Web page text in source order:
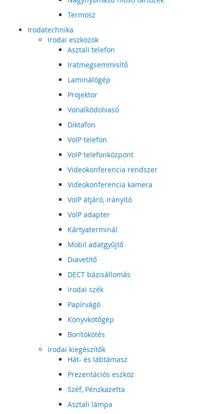
Termosz
Irodatechnika
Irodai eszközök
Asztali telefon
Iratmegsemmisítő
Laminálógép
Projektor
Vonalkódolvasó
Diktafon
VoIP telefon
VoIP telefonközpont
Videokonferencia rendszer
Videokonferencia kamera
VoIP átjáró, irányító
VoIP adapter
Kártyaterminál
Mobil adatgyűjtő
Diavetítő
DECT bázisállomás
Irodai szék
Papírvágó
Könyvkötőgép
Borítókötés
Irodai kiegészítők
Hát- és lábtámasz
Prezentációs eszköz
Széf, Pénzkazetta
Asztali lámpa